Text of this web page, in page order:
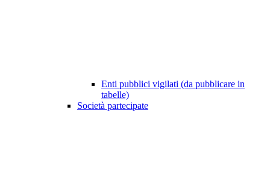
Enti pubblici vigilati (da pubblicare in
tabelle)
Società partecipate